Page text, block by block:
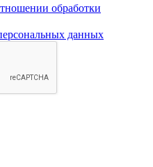
обработки
данных